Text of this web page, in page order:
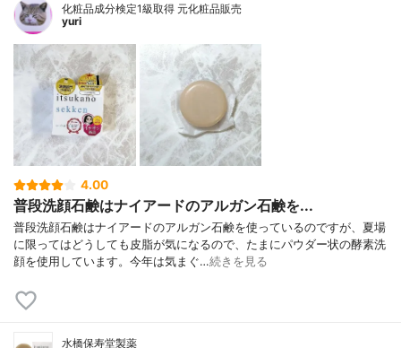
化粧品成分検定1級取得 元化粧品販売
yuri
4.00
普段洗顔石鹸はナイアードのアルガン石鹸を...
普段洗顔石鹸はナイアードのアルガン石鹸を使っているのですが、夏場
に限ってはどうしても皮脂が気になるので、たまにパウダー状の酵素洗
顔を使用しています。今年は気まぐ…続きを見る
水橋保寿堂製薬